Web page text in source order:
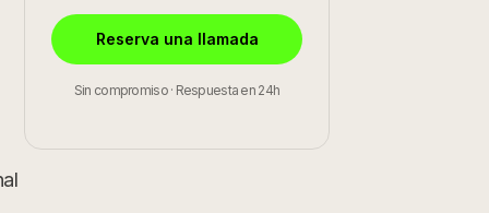
Reserva una llamada
Sin compromiso · Respuesta en 24h